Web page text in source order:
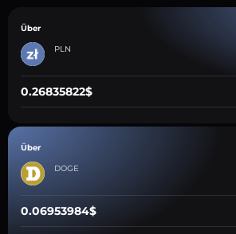
Über
PLN
0.26835822$
Über
DOGE
0.06953984$